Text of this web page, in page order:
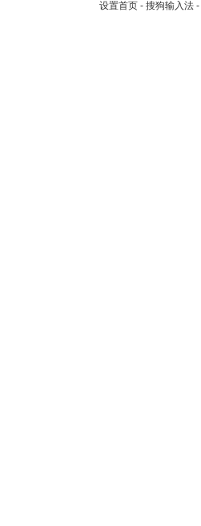
设置首页 - 搜狗输入法 -